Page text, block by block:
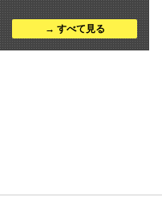
すべて見る